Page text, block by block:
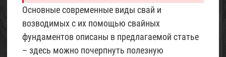
Основные современные виды свай и
возводимых с их помощью свайных
фундаментов описаны в предлагаемой статье
– здесь можно почерпнуть полезную